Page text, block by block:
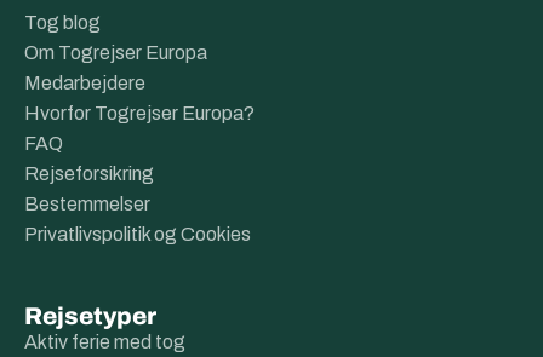
Tog blog
Om Togrejser Europa
Medarbejdere
Hvorfor Togrejser Europa?
FAQ
Rejseforsikring
Bestemmelser
Privatlivspolitik og Cookies
Rejsetyper
Aktiv ferie med tog